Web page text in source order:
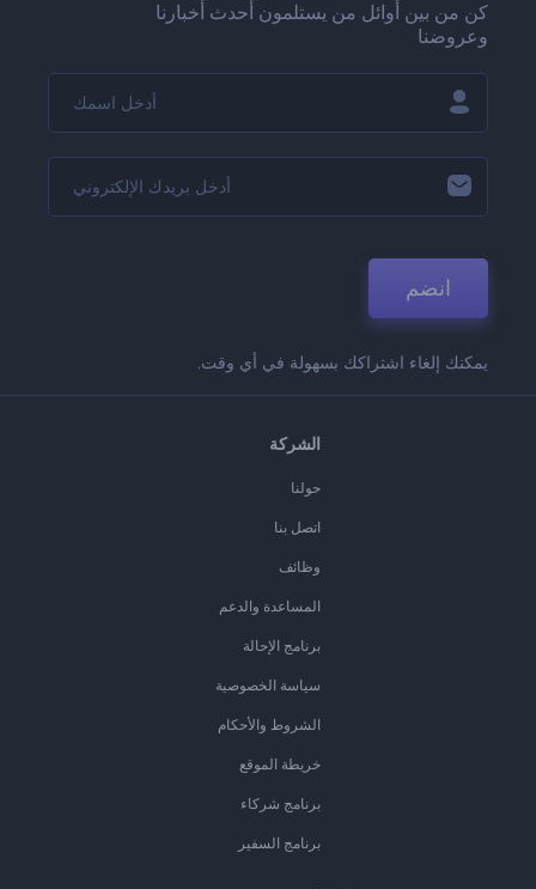
كن من بين أوائل من يستلمون أحدث أخبارنا
وعروضنا
انضم
يمكنك إلغاء اشتراكك بسهولة في أي وقت.
الشركة
حولنا
اتصل بنا
وظائف
المساعدة والدعم
برنامج الإحالة
سياسة الخصوصية
الشروط والأحكام
خريطة الموقع
برنامج شركاء
برنامج السفير